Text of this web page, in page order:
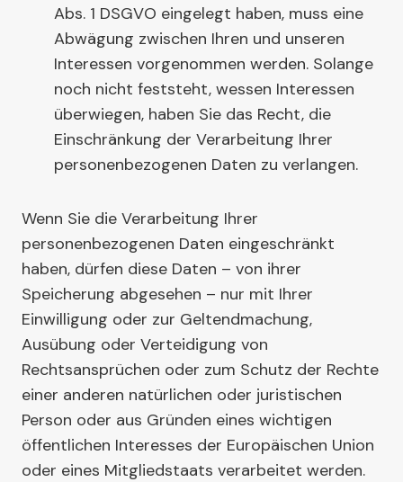
Abs. 1 DSGVO eingelegt haben, muss eine
Abwägung zwischen Ihren und unseren
Interessen vorgenommen werden. Solange
noch nicht feststeht, wessen Interessen
überwiegen, haben Sie das Recht, die
Einschränkung der Verarbeitung Ihrer
personenbezogenen Daten zu verlangen.
Wenn Sie die Verarbeitung Ihrer
personenbezogenen Daten eingeschränkt
haben, dürfen diese Daten – von ihrer
Speicherung abgesehen – nur mit Ihrer
Einwilligung oder zur Geltendmachung,
Ausübung oder Verteidigung von
Rechtsansprüchen oder zum Schutz der Rechte
einer anderen natürlichen oder juristischen
Person oder aus Gründen eines wichtigen
öffentlichen Interesses der Europäischen Union
oder eines Mitgliedstaats verarbeitet werden.